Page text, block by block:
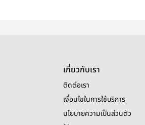
เกี่ยวกับเรา
ติดต่อเรา
เงื่อนไขในการใช้บริการ
นโยบายความเป็นส่วนตัว